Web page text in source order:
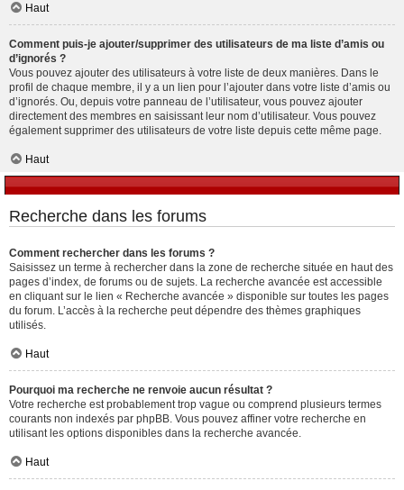
Haut
Comment puis-je ajouter/supprimer des utilisateurs de ma liste d’amis ou
d’ignorés ?
Vous pouvez ajouter des utilisateurs à votre liste de deux manières. Dans le
profil de chaque membre, il y a un lien pour l’ajouter dans votre liste d’amis ou
d’ignorés. Ou, depuis votre panneau de l’utilisateur, vous pouvez ajouter
directement des membres en saisissant leur nom d’utilisateur. Vous pouvez
également supprimer des utilisateurs de votre liste depuis cette même page.
Haut
Recherche dans les forums
Comment rechercher dans les forums ?
Saisissez un terme à rechercher dans la zone de recherche située en haut des
pages d’index, de forums ou de sujets. La recherche avancée est accessible
en cliquant sur le lien « Recherche avancée » disponible sur toutes les pages
du forum. L’accès à la recherche peut dépendre des thèmes graphiques
utilisés.
Haut
Pourquoi ma recherche ne renvoie aucun résultat ?
Votre recherche est probablement trop vague ou comprend plusieurs termes
courants non indexés par phpBB. Vous pouvez affiner votre recherche en
utilisant les options disponibles dans la recherche avancée.
Haut